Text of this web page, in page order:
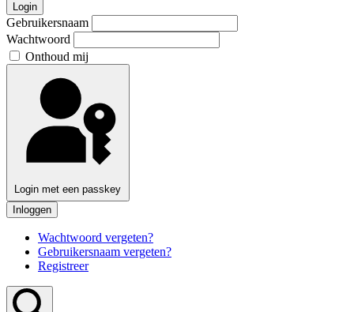
Login
Gebruikersnaam
Wachtwoord
Onthoud mij
Login met een passkey
Inloggen
Wachtwoord vergeten?
Gebruikersnaam vergeten?
Registreer